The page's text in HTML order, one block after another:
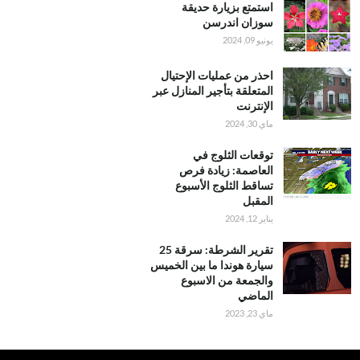
استمتع بزيارة حديقة
سوزان اندرسن
يونيو 09, 2024
احذر من عمليات الإحتيال
المتعلقة بتأجير المنازل عبر
الإنترنت
ماي 30, 2024
توقعات الثلوج في
العاصمة: زيادة فرص
تساقط الثلوج الأسبوع
المقبل
يناير 12, 2024
تقرير الشرطة: سرقة 25
سيارة هوندا ما بين الخميس
والجمعة من الاسبوع
الماضي
ماي 23, 2023